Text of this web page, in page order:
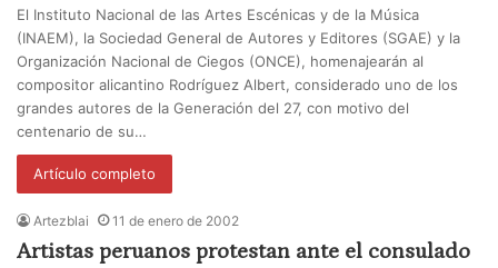
El Instituto Nacional de las Artes Escénicas y de la Música
(INAEM), la Sociedad General de Autores y Editores (SGAE) y la
Organización Nacional de Ciegos (ONCE), homenajearán al
compositor alicantino Rodríguez Albert, considerado uno de los
grandes autores de la Generación del 27, con motivo del
centenario de su…
Artículo completo
Artezblai 11 de enero de 2002
Artistas peruanos protestan ante el consulado